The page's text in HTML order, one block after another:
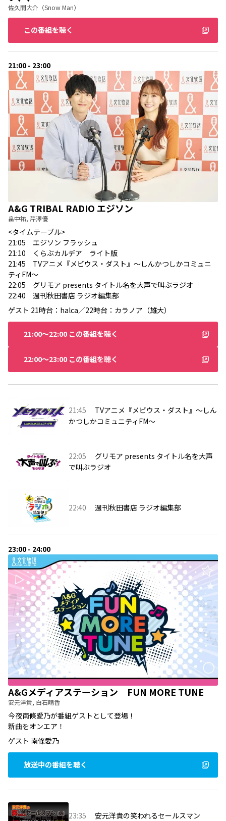
佐久間大介（Snow Man）
この番組を聴く
21:00 - 23:00
A&G TRIBAL RADIO エジソン
畠中祐, 芹澤優
<タイムテーブル>
21:05 エジソン フラッシュ
21:10
くらぶカルデア ライト版
21:45 TVアニメ『メビウス・ダスト』〜しんかつしかコミュニ
ティFM〜
22:05 グリモア presents タイトル名を大声で叫ぶラジオ
22:40 週刊秋田書店 ラジオ編集部
ゲスト 21時台：halca／22時台：カラノア（雄大）
21:00〜22:00 この番組を聴く
22:00〜23:00 この番組を聴く
21:45
TVアニメ『メビウス・ダスト』〜しん
かつしかコミュニティFM〜
22:05
グリモア presents タイトル名を大声
で叫ぶラジオ
22:40 週刊秋田書店 ラジオ編集部
23:00 - 24:00
A&Gメディアステーション FUN MORE TUNE
安元洋貴, 白石晴香
今夜南條愛乃が番組ゲストとして登場！
新曲をオンエア！
ゲスト 南條愛乃
放送中の番組を聴く
23:35 安元洋貴の笑われるセールスマン